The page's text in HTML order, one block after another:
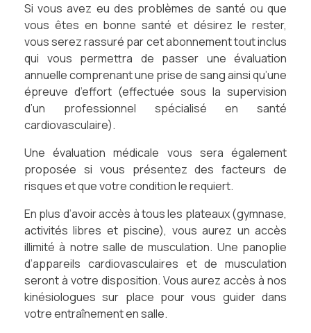
Si vous avez eu des problèmes de santé ou que
vous êtes en bonne santé et désirez le rester,
vous serez rassuré par cet abonnement tout inclus
qui vous permettra de passer une évaluation
annuelle comprenant une prise de sang ainsi qu’une
épreuve d’effort (effectuée sous la supervision
d’un professionnel spécialisé en santé
cardiovasculaire).
Une évaluation médicale vous sera également
proposée si vous présentez des facteurs de
risques et que votre condition le requiert.
En plus d’avoir accès à tous les plateaux (gymnase,
activités libres et piscine), vous aurez un accès
illimité à notre salle de musculation. Une panoplie
d’appareils cardiovasculaires et de musculation
seront à votre disposition. Vous aurez accès à nos
kinésiologues sur place pour vous guider dans
votre entraînement en salle.